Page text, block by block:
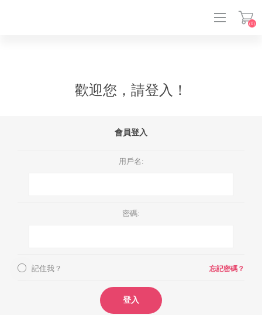
(0)
歡迎您，請登入！
會員登入
用戶名:
密碼:
記住我？ 忘記密碼？
登入